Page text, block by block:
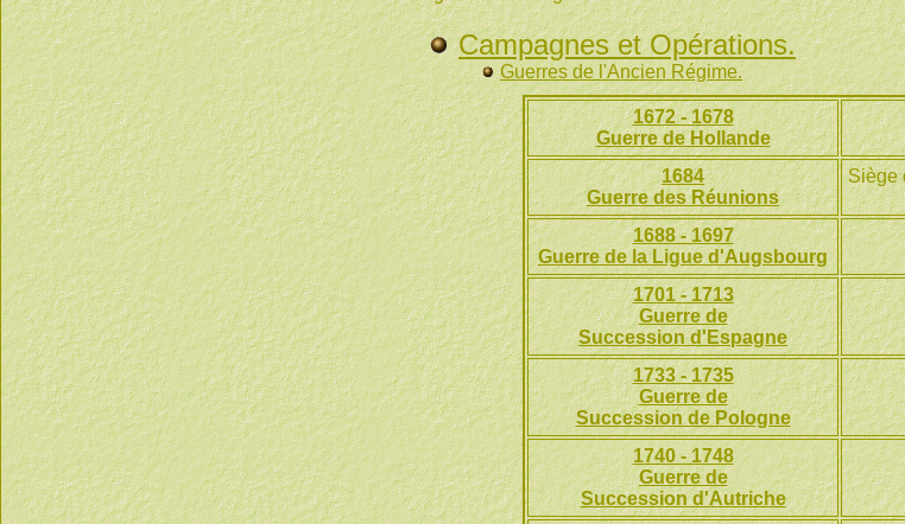
Campagnes et Opérations.
Guerres de l'Ancien Régime.
1672 - 1678
Guerre de Hollande
1684
Guerre des Réunions
Siège
1688 - 1697
Guerre de la Ligue d'Augsbourg
1701 - 1713
Guerre de
Succession d'Espagne
1733 - 1735
Guerre de
Succession de Pologne
1740 - 1748
Guerre de
Succession d'Autriche